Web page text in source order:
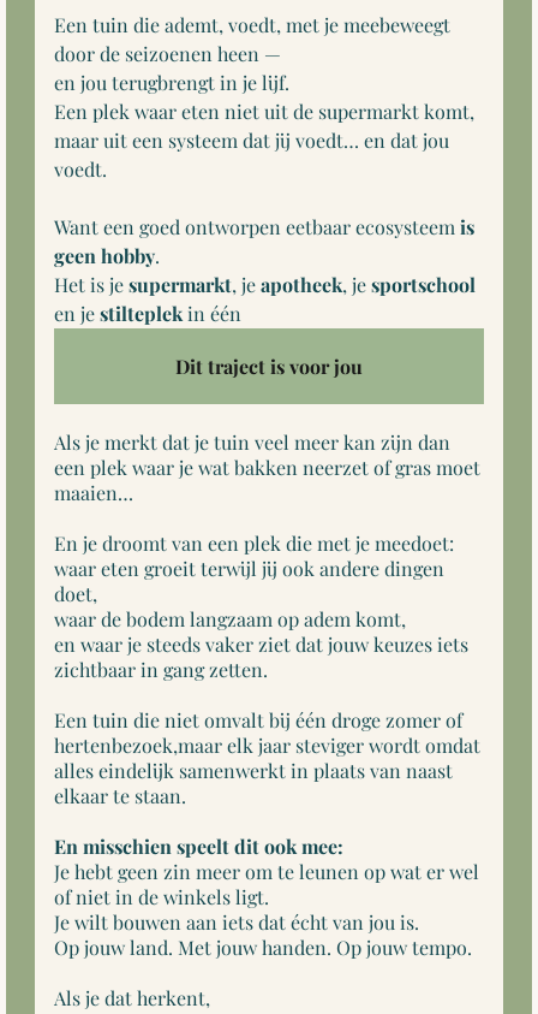
Een tuin die ademt, voedt, met je meebeweegt
door de seizoenen heen —
en jou terugbrengt in je lijf.
Een plek waar eten niet uit de supermarkt komt,
maar uit een systeem dat jij voedt… en dat jou
voedt.
Want een goed ontworpen eetbaar ecosysteem is
geen hobby.
Het is jesupermarkt, jeapotheek, jesportschool
en jestilteplekin één
Dit traject is voor jou
Als je merkt dat je tuin veel meer kan zijn dan
een plek waar je wat bakken neerzet of gras moet
maaien…
En je droomt van een plek die met je meedoet:
waar eten groeit terwijl jij ook andere dingen
doet,
waar de bodem langzaam op adem komt,
en waar je steeds vaker ziet dat jouw keuzes iets
zichtbaar in gang zetten.
Een tuin die niet omvalt bij één droge zomer of
hertenbezoek,maar elk jaar steviger wordt omdat
alles eindelijk samenwerkt in plaats van naast
elkaar te staan.
En misschien speelt dit ook mee:
Je hebt geen zin meer om te leunen op wat er wel
of niet in de winkels ligt.
Je wilt bouwen aan iets dat écht van jou is.
Op jouw land. Met jouw handen. Op jouw tempo.
Als je dat herkent,